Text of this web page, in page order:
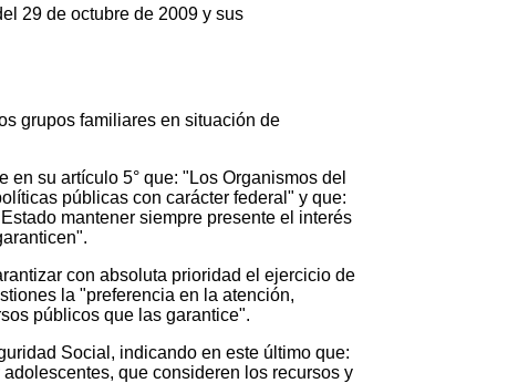
29 de octubre de 2009 y sus
grupos familiares en situación de
su artículo 5° que: "Los Organismos del
públicas con carácter federal" y que:
mantener siempre presente el interés
con absoluta prioridad el ejercicio de
la "preferencia en la atención,
públicos que las garantice".
Social, indicando en este último que:
que consideren los recursos y